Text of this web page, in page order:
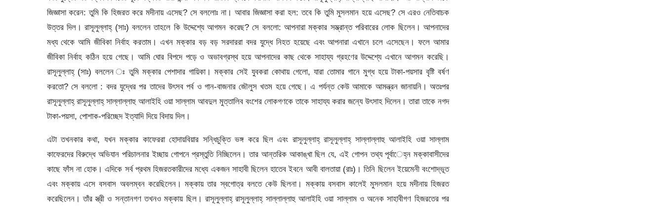
জিজ্ঞাসা করেন: তুমি কি হিজরত করে মদীনায় এসেছ? সে বললোঃ না। আবার জিজ্ঞাসা করা হল: তবে কি তুমি মুসলমান হয়ে এসেছ? সে এরও নেতিবাচক
উত্তর দিল। রাসূলুল্লাহ্ (সাঃ) বললেন তাহলে কি উদ্দেশ্যে আগমন করেছ? সে বললো: আপনারা মক্কার সম্ভ্রান্ত পরিবারের লোক ছিলেন। আপনাদের
মধ্য থেকে আমি জীবিকা নির্বাহ করতাম। এখন মক্কার বড় বড় সরদাররা বদর যুদ্ধে নিহত হয়েছে এবং আপনারা এখানে চলে এসেছেন। ফলে আমার
জীবিকা নির্বাহ কঠিন হয়ে গেছে। আমি ঘোর বিপদে পড়ে ও অভাবগ্রস্থ হয়ে আপনাদের কাছ থেকে সাহায্য গ্রহণের উদ্দেশ্যে এখানে আগমন করেছি।
রাসূলুল্লাহ্ (সাঃ) বললেন ঃ তুমি মক্কার পেশাদার গায়িকা। মক্কার সেই যুবকরা কোথায় গেলো, যারা তোমার গানে মুগ্ধ হয়ে টাকা-পয়সার বৃষ্টি বর্ষণ
করতো? সে বললো : বদর যুদ্ধের পর তাদের উৎসব পর্ব ও গান-বাজনার জৌলুস খতম হয়ে গেছে। এ পর্যন্ত কেউ আমাকে আমন্ত্রন জানায়নি। অতঃপর
রাসূলুল্লাহ্ রাসূলুল্লাহ্ সাল্লাল্লাহু আলাইহি ওয়া সাল্লাম আবদুল মুত্তালিব বংশের লোকগণকে তাকে সাহায্য করার জন্যে উৎসাহ দিলেন। তারা তাকে নগদ
টাকা-পয়সা, পোশাক-পরিচ্ছেদ ইত্যাদি দিয়ে বিদায় দিল।
এটা তখনকার কথা, যখন মক্কার কাফেররা হোদায়বিয়ার সন্ধিচুক্তি ভঙ্গ করে ছিল এবং রাসূলুল্লাহ্ রাসূলুল্লাহ্ সাল্লাল্লাহু আলাইহি ওয়া সাল্লাম
কাফেরদের বিরুদ্ধে অভিযান পরিচালনার ইচ্ছায় গোপনে প্রস্তুতি নিচ্ছিলেন। তার আন্তরিক আকাঙ্খা ছিল যে, এই গোপন তথ্য পূর্বা‎েহ্ন মক্কাবাসীদের
কাছে ফাঁস না হোক। এদিকে সর্ব প্রথম হিজরতকারীদের মধ্যে একজন সাহাবী ছিলেন হাতেব ইবনে আবী বালতায়া (রাঃ)। তিনি ছিলেন ইয়েমেনী বংশোদ্ভূত
এবং মক্কায় এসে বসবাস অবলম্বন করেছিলেন। মক্কায় তার স্বগোত্র বলতে কেউ ছিলনা। মক্কায় বসবাস কালেই মুসলমান হয়ে মদীনায় হিজরত
করেছিলেন। তাঁর স্ত্রী ও সন্তানগণ তখনও মক্কায় ছিল। রাসূলুল্লাহ্ রাসূলুল্লাহ্ সাল্লাল্লাহু আলাইহি ওয়া সাল্লাম ও অনেক সাহাবীগণ হিজরতের পর